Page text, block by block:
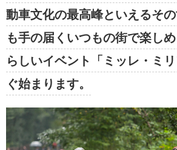
動車文化の最高峰といえるそ
も手の届くいつもの街で楽し
らしいイベント「ミッレ・ミ
ぐ始まります。